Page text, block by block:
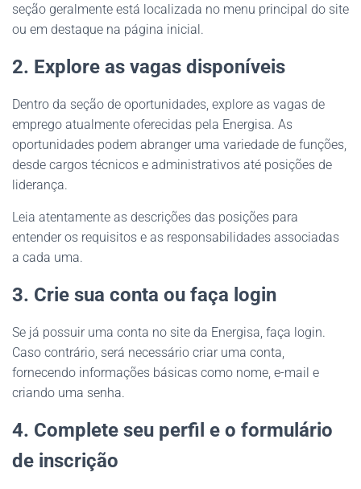
seção geralmente está localizada no menu principal do site
ou em destaque na página inicial.
2. Explore as vagas disponíveis
Dentro da seção de oportunidades, explore as vagas de
emprego atualmente oferecidas pela Energisa. As
oportunidades podem abranger uma variedade de funções,
desde cargos técnicos e administrativos até posições de
liderança.
Leia atentamente as descrições das posições para
entender os requisitos e as responsabilidades associadas
a cada uma.
3. Crie sua conta ou faça login
Se já possuir uma conta no site da Energisa, faça login.
Caso contrário, será necessário criar uma conta,
fornecendo informações básicas como nome, e-mail e
criando uma senha.
4. Complete seu perfil e o formulário
de inscrição